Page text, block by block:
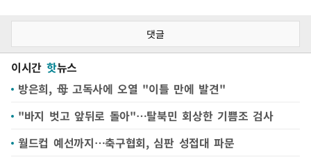
댓글
이시간 핫뉴스
방은희, 母 고독사에 오열 "이틀 만에 발견"
"바지 벗고 앞뒤로 돌아"…탈북민 회상한 기쁨조 검사
월드컵 예선까지…축구협회, 심판 성접대 파문